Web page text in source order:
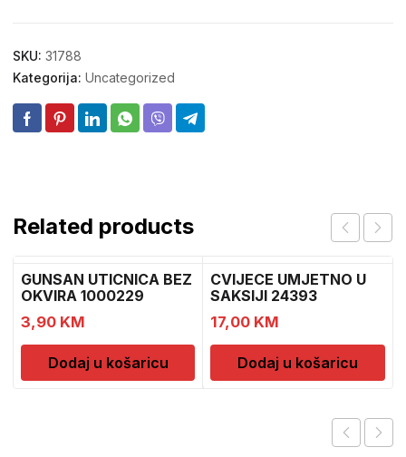
SKU: 31788
Kategorija: Uncategorized
Related products
GUNSAN UTICNICA BEZ
OKVIRA 1000229
3,90 KM
Dodaj u košaricu
CVIJECE UMJETNO U
SAKSIJI 24393
CH52439
17,00 KM
Dodaj u košaricu